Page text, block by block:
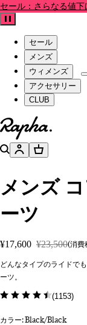
セール：さらなる値下
セール
メンズ
ウィメンズ
アクセサリー
CLUB
ホームページへ
検索アカウントバスケット
メンズ
ーツ
¥17,600 ¥23,500(消費
どんなタイプのライドで
ーツ。
(1153)
カラー: Black/Black